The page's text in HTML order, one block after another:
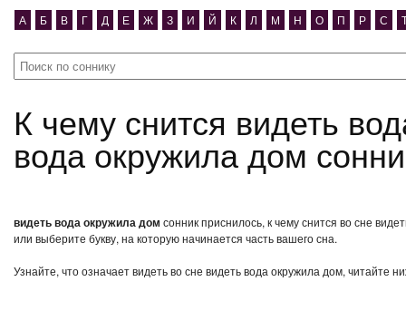
А Б В Г Д Е Ж З И Й К Л М Н О П Р С
К чему снится видеть вода окружила дом? видеть
вода окружила дом
видеть вода окружила дом сонник приснилось, к чему снится во сне
или выберите букву, на которую начинается часть вашего сна.
Узнайте, что означает видеть во сне видеть вода окружила дом, читайте